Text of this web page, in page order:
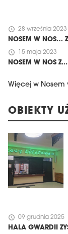
schedule 28 września 2023
NOSEM W NOS…
schedule 15 maja 2023
NOSEM W NOS
Więcej w Nosem
OBIEKTY
schedule 09 grudnia 2025
HALA GWARDII